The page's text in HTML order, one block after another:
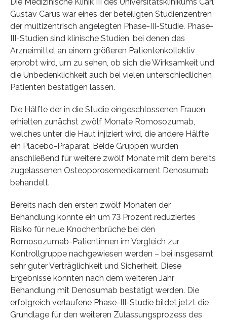
Gustav Carus war eines der beteiligten Studienzentren
der multizentrisch angelegten Phase-III-Studie. Phase-
III-Studien sind klinische Studien, bei denen das
Arzneimittel an einem größeren Patientenkollektiv
erprobt wird, um zu sehen, ob sich die Wirksamkeit und
die Unbedenklichkeit auch bei vielen unterschiedlichen
Patienten bestätigen lassen.
Die Hälfte der in die Studie eingeschlossenen Frauen
erhielten zunächst zwölf Monate Romosozumab,
welches unter die Haut injiziert wird, die andere Hälfte
ein Placebo-Präparat. Beide Gruppen wurden
anschließend für weitere zwölf Monate mit dem bereits
zugelassenen Osteoporosemedikament Denosumab
behandelt.
Bereits nach den ersten zwölf Monaten der
Behandlung konnte ein um 73 Prozent reduziertes
Risiko für neue Knochenbrüche bei den
Romosozumab-Patientinnen im Vergleich zur
Kontrollgruppe nachgewiesen werden – bei insgesamt
sehr guter Verträglichkeit und Sicherheit. Diese
Ergebnisse konnten nach dem weiteren Jahr
Behandlung mit Denosumab bestätigt werden. Die
erfolgreich verlaufene Phase-III-Studie bildet jetzt die
Grundlage für den weiteren Zulassungsprozess des